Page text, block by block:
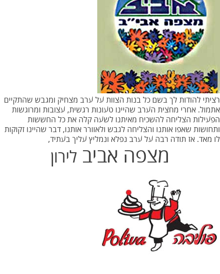
רציתי להודות לך בשם כל בנות הצוות על ערב מצחיק ומגבש שהתקיים
אתמול. אחרי מחצית הערב שהיינו טעונות רגשית, עצובות ומרוגשות
הפעילות הצליחה להשכיח מאיתנו לשעה קלה את כל החששות
ותחושות שאפו אותנו והצליחה לגבש ולאוורר אותנו, דבר שהיינו זקוקות
לו מאד. אז תודה רבה על ערב נפלא ונמליץ עליך בעתיד,
מצפה אביב לירון